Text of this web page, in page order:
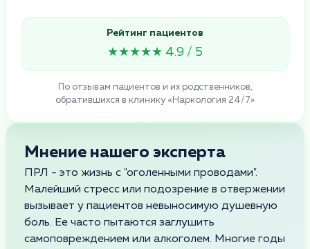
Рейтинг пациентов
★★★★★ 4.9 / 5
По отзывам пациентов и их родственников,
обратившихся в клинику «Наркология 24/7»
Мнение нашего эксперта
ПРЛ - это жизнь с "оголенными проводами".
Малейший стресс или подозрение в отвержении
вызывает у пациентов невыносимую душевную
боль. Ее часто пытаются заглушить
самоповреждением или алкоголем. Многие годы